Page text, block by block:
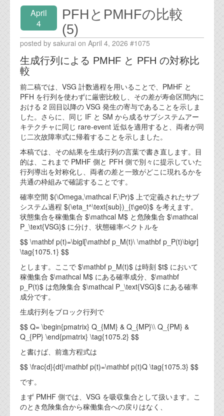
April
4
PFHとPMHFの比較
(5)
posted by sakurai on April 4, 2026 #1075
生成行列による PMHF と PFH の対称比
較
前二稿では、VSG 計数過程を用いることで、PMHF と
PFH を行列を使わずに厳密比較し、その差が寿命区間内に
おける 2 回目以降の VSG 発生の寄与であることを示しま
した。さらに、同じ IF と SM から成るサブシステムアー
キテクチャに同じ rare-event 近似を適用すると、両者が同
じ二次故障率式に帰着することを示しました。
本稿では、その結果を生成行列の言葉で書き直します。目
的は、これまで PMHF 側と PFH 側で別々に提示していた
行列導出を対称化し、両者の差と一致がどこに現れるかを
共通の枠組みで確認することです。
確率空間 $(\Omega,\mathcal F,\Pr)$ 上で定義されたサブ
システム過程 $(\eta_t^\text{sub})_{t\ge0}$ を考えます。
状態集合を稼働集合 $\mathcal M$ と危険集合 $\mathcal
P_\text{VSG}$ に分け、状態確率ベクトルを
$$ \mathbf p(t)=\bigl[\mathbf p_M(t)\ \mathbf p_P(t)\bigr]
\tag{1075.1} $$
とします。ここで $\mathbf p_M(t)$ は時刻 $t$ において
稼働集合 $\mathcal M$ にある確率成分、$\mathbf
p_P(t)$ は危険集合 $\mathcal P_\text{VSG}$ にある確率
成分です。
生成行列をブロック行列で
$$ Q= \begin{pmatrix} Q_{MM} & Q_{MP}\\ Q_{PM} &
Q_{PP} \end{pmatrix} \tag{1075.2} $$
と書けば、前進方程式は
$$ \frac{d}{dt}\mathbf p(t)=\mathbf p(t)Q \tag{1075.3} $$
です。
まず PMHF 側では、VSG を吸収集合として扱います。こ
のとき危険集合から稼働集合への戻りはなく、